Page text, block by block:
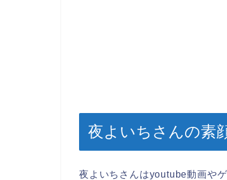
夜よいちさんの素
夜よいちさんはyoutube動画や